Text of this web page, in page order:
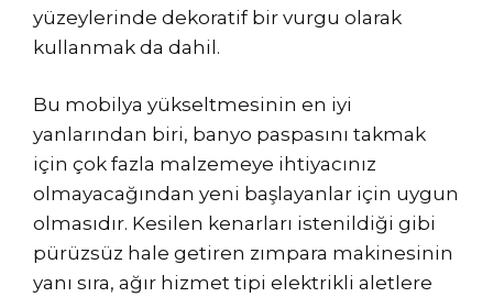
yüzeylerinde dekoratif bir vurgu olarak
kullanmak da dahil.
Bu mobilya yükseltmesinin en iyi
yanlarından biri, banyo paspasını takmak
için çok fazla malzemeye ihtiyacınız
olmayacağından yeni başlayanlar için uygun
olmasıdır. Kesilen kenarları istenildiği gibi
pürüzsüz hale getiren zımpara makinesinin
yanı sıra, ağır hizmet tipi elektrikli aletlere